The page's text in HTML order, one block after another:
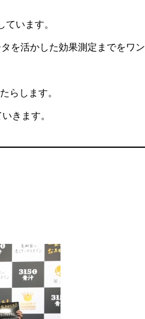
います。
を活かした効果測定までをワン
らします。
きます。